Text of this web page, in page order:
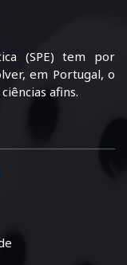
(SPE) tem por
em Portugal, o
afins.